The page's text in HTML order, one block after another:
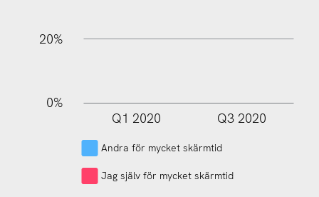
20%
0%
Q1 2020 Q3 2020
Andra för mycket skärmtid
Jag själv för mycket skärmtid